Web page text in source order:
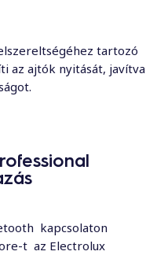
tartozó
az ajtók nyitását, javítva
kapcsolaton
t az Electrolux